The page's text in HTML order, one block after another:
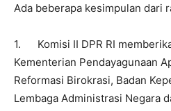
Ada beberapa kesimpulan dari
1. Komisi II DPR RI
Kementerian Pendayagunaan
Reformasi Birokrasi, Badan
Lembaga Administrasi Negara